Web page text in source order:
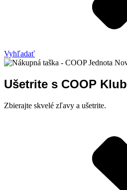
Vyhľadať
Ušetrite s COOP Klub
Zbierajte skvelé zľavy a ušetrite.